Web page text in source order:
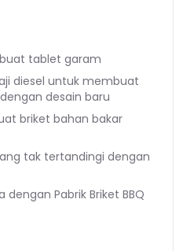
tablet garam
diesel untuk membuat
desain baru
briket bahan bakar
tak tertandingi dengan
dengan Pabrik Briket BBQ